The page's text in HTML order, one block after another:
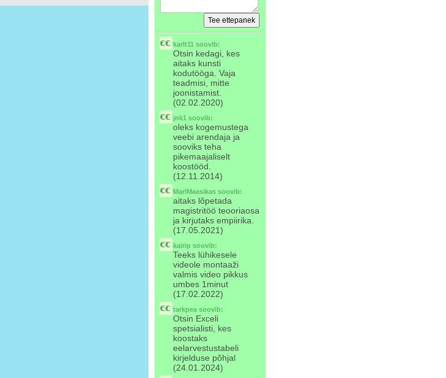
karlt11 soovib:
Otsin kedagi, kes
aitaks kunsti
kodutööga. Vaja
teadmisi, mitte
joonistamist.
(02.02.2020)
jnk1 soovib:
oleks kogemustega
veebi arendaja ja
sooviks teha
pikemaajaliselt
koostööd.
(12.11.2014)
MariMaasikas soovib:
aitaks lõpetada
magistritöö teooriaosa
ja kirjutaks empiirika.
(17.05.2021)
kairip soovib:
Teeks lühikesele
videole montaaži
valmis video pikkus
umbes 1minut
(17.02.2022)
tarkpea soovib:
Otsin Exceli
spetsialisti, kes
koostaks
eelarvestustabeli
kirjelduse põhjal
(24.01.2024)